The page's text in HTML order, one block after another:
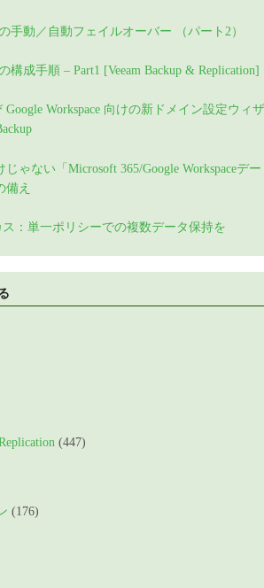
手動／自動フェイルオーバー （パート2）
構成手順 – Part1 [Veeam Backup & Replication]
Google Workspace 向けの新ドメイン設定ウィザ
ゃない「Microsoft 365/Google Workspaceデー
備え
：単一ポリシーでの複数データ保持を
(447)
(176)